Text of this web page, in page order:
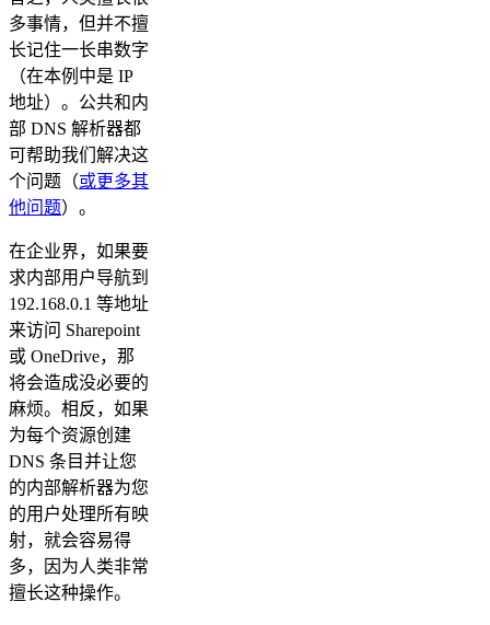
多事情，但并不擅
长记住一长串数字
（在本例中是 IP
地址）。公共和内
部 DNS 解析器都
可帮助我们解决这
个问题（或更多其
他问题）。
在企业界，如果要
求内部用户导航到
192.168.0.1 等地址
来访问 Sharepoint
或 OneDrive，那
将会造成没必要的
麻烦。相反，如果
为每个资源创建
DNS 条目并让您
的内部解析器为您
的用户处理所有映
射，就会容易得
多，因为人类非常
擅长这种操作。